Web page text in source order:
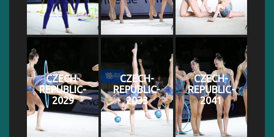
CZECH-
REPUBLIC-
2029
CZECH-
REPUBLIC-
2033
CZECH-
REPUBLIC-
2041